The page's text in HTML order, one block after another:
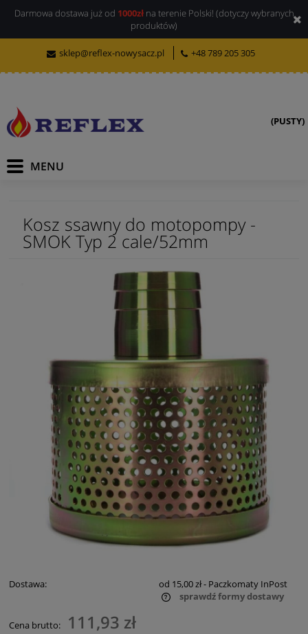
Darmowa dostawa już od 1000złna terenie Polski! (dotyczy wybranych
produktów)
sklep@reflex-nowysacz.pl +48 789 205 305
(PUSTY)
Kosz ssawny do motopompy -
SMOK Typ 2 cale/52mm
Dostawa: od 15,00 zł- Paczkomaty InPost
sprawdź formy dostawy
Cena brutto: 111,93 zł